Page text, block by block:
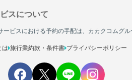
スについて
ビスにおける予約の手配は、カカクコムグ
は 旅行業約款・条件書 プライバシーポリシー